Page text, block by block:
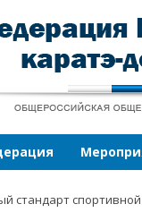
стандарт